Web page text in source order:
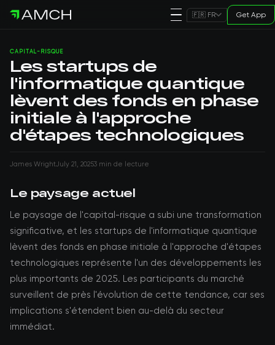
🇫🇷 FR Get App
CAPITAL-RISQUE
Les startups de
l'informatique quantique
lèvent des fonds en phase
initiale à l'approche
d'étapes technologiques
James WrightJuly 21, 20253 min de lecture
Le paysage actuel
Le paysage de l'capital-risque a subi une transformation
significative, et les startups de l'informatique quantique
lèvent des fonds en phase initiale à l'approche d'étapes
technologiques représente l'un des développements les
plus importants de 2025. Les participants du marché
surveillent de près l'évolution de cette tendance, car ses
implications s'étendent bien au-delà du secteur
immédiat.